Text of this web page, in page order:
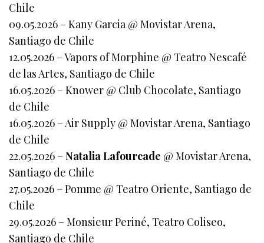
Chile
09.05.2026 – Kany Garcia @ Movistar Arena,
Santiago de Chile
12.05.2026 – Vapors of Morphine @ Teatro Nescafé
de las Artes, Santiago de Chile
16.05.2026 – Knower @ Club Chocolate, Santiago
de Chile
16.05.2026 – Air Supply @ Movistar Arena, Santiago
de Chile
22.05.2026 –Natalia Lafourcade @ Movistar Arena,
Santiago de Chile
27.05.2026 – Pomme @ Teatro Oriente, Santiago de
Chile
29.05.2026 – Monsieur Periné, Teatro Coliseo,
Santiago de Chile